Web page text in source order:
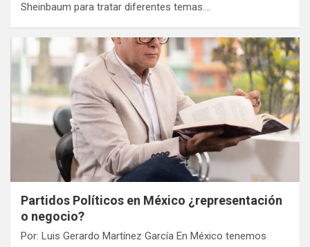
Sheinbaum para tratar diferentes temas.…
Partidos Políticos en México ¿representación
o negocio?
Por: Luis Gerardo Martínez García En México tenemos